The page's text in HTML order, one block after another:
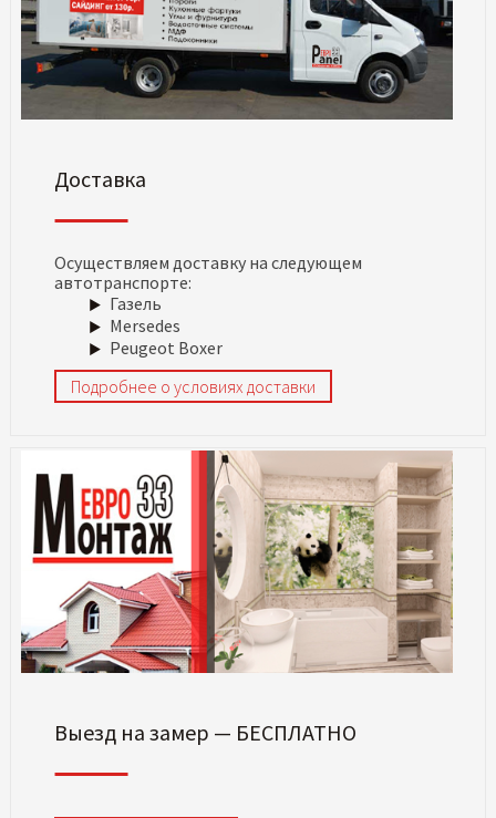
Доставка
Осуществляем доставку на следующем
автотранспорте:
Газель
Mersedes
Peugeot Boxer
Подробнее о условиях доставки
Выезд на замер — БЕСПЛАТНО